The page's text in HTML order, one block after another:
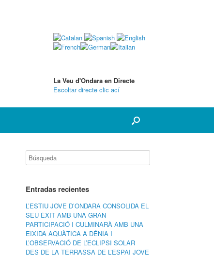
La Veu d'Ondara en Directe
Escoltar directe clic ací
Entradas recientes
L’ESTIU JOVE D’ONDARA CONSOLIDA EL
SEU ÈXIT AMB UNA GRAN
PARTICIPACIÓ I CULMINARÀ AMB UNA
EIXIDA AQUÀTICA A DÉNIA I
L’OBSERVACIÓ DE L’ECLIPSI SOLAR
DES DE LA TERRASSA DE L’ESPAI JOVE